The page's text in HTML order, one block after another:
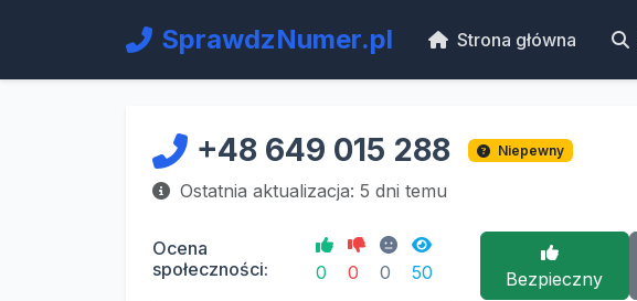
SprawdzNumer.pl Strona główna
+48 649 015 288 Niepewny
Ostatnia aktualizacja: 5 dni temu
Ocena
społeczności:
0 0 0 50 Bezpieczny